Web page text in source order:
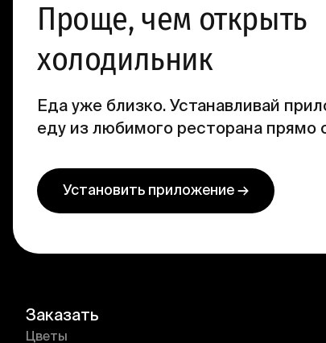
Проще, чем открыть
холодильник
Еда уже близко. Устанавливай
еду из любимого ресторана прямо
Установить приложение →
Заказать
Цветы